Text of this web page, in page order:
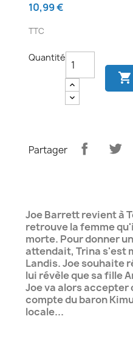
10,99 €
TTC
Quantité

Partager
Joe Barrett revient à
retrouve la femme
morte. Pour donner
attendait, Trina s'est
Landis. Joe souhaite
lui révèle que sa fille
Joe va alors accepter
compte du baron
locale...